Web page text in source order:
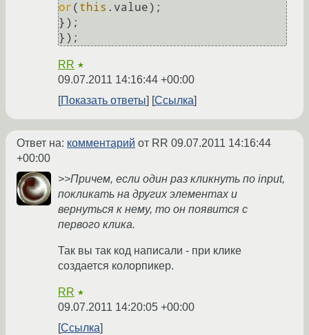
or( this . value);
});
RR ★
09.07.2011 14:16:44 +00:00
Показать ответы
Ссылка
Ответ на: комментарий от RR 09.07.2011 14:16:44
+00:00
>>Причем, если один раз кликнуть по input,
покликать на других элементах и
вернуться к нему, то он появится с
первого клика.
Так вы так код написали - при клике
создается колорпикер.
RR ★
09.07.2011 14:20:05 +00:00
Ссылка